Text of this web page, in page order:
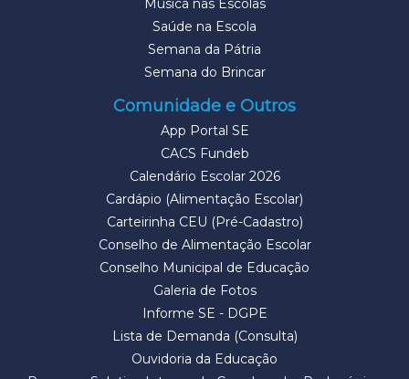
Música nas Escolas
Saúde na Escola
Semana da Pátria
Semana do Brincar
Comunidade e Outros
App Portal SE
CACS Fundeb
Calendário Escolar 2026
Cardápio (Alimentação Escolar)
Carteirinha CEU (Pré-Cadastro)
Conselho de Alimentação Escolar
Conselho Municipal de Educação
Galeria de Fotos
Informe SE - DGPE
Lista de Demanda (Consulta)
Ouvidoria da Educação